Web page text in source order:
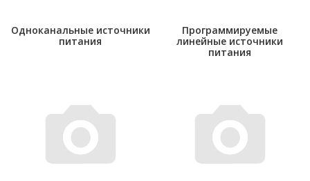
Одноканальные источники
питания
Программируемые
линейные источники
питания